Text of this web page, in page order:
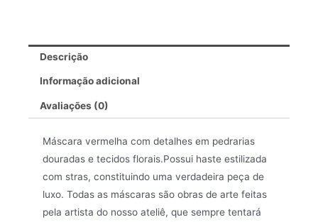
Descrição
Informação adicional
Avaliações (0)
Máscara vermelha com detalhes em pedrarias
douradas e tecidos florais.Possui haste estilizada
com stras, constituindo uma verdadeira peça de
luxo. Todas as máscaras são obras de arte feitas
pela artista do nosso ateliê, que sempre tentará